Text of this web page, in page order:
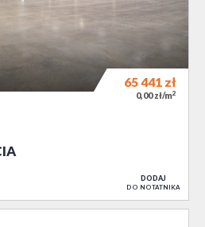
65 441 zł
0,00 zł/m2
DODAJ
DO NOTATNIKA